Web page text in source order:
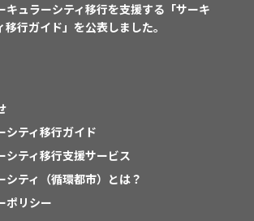
キュラーシティ移行を支援する「サーキ
移行ガイド」を公表しました。
シティ移行ガイド
シティ移行支援サービス
シティ（循環都市）とは？
ポリシー